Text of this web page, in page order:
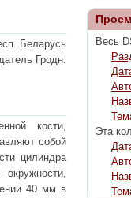
Беларусь
Гродн.
кости,
собой
цилиндра
40 мм в
Весь
Эта